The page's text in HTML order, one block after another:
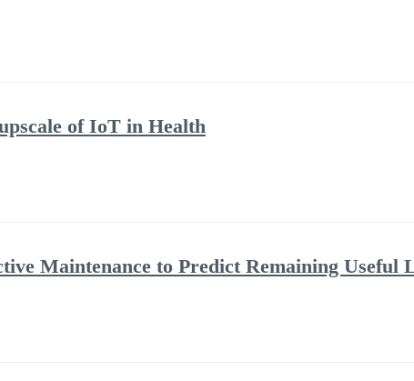
of IoT in Health
Maintenance to Predict Remaining Useful